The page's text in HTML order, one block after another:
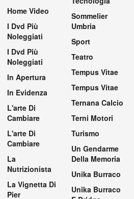
Home Video
I Dvd Più
Noleggiati
I Dvd Più
Noleggiati
In Apertura
In Evidenza
L'arte Di
Cambiare
L'arte Di
Cambiare
La
Nutrizionista
La Vignetta Di
Pier
Sommelier
Umbria
Sport
Teatro
Tempus Vitae
Tempus Vitae
Ternana Calcio
Terni Motori
Turismo
Un Gendarme
Della Memoria
Unika Burraco
Unika Burraco